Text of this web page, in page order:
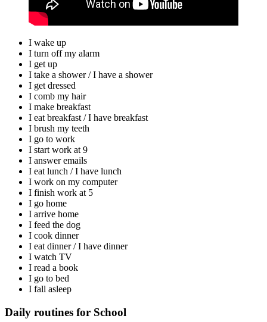
I wake up
I turn off my alarm
I get up
I take a shower / I have a shower
I get dressed
I comb my hair
I make breakfast
I eat breakfast / I have breakfast
I brush my teeth
I go to work
I start work at 9
I answer emails
I eat lunch / I have lunch
I work on my computer
I finish work at 5
I go home
I arrive home
I feed the dog
I cook dinner
I eat dinner / I have dinner
I watch TV
I read a book
I go to bed
I fall asleep
Daily routines for School